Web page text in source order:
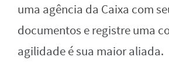
uma agência da Caixa com
documentos e registre uma
agilidade é sua maior aliada.